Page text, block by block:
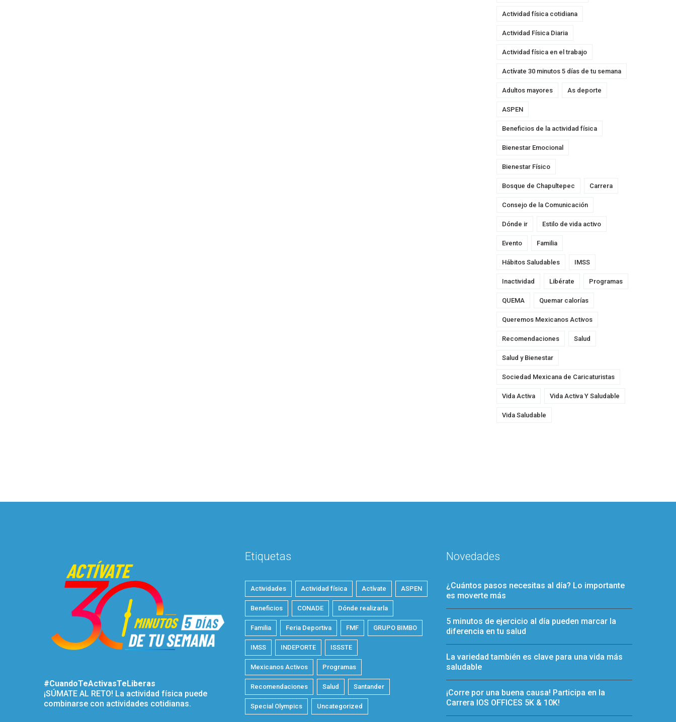
Actividad física cotidiana
Actividad Física Diaria
Actividad física en el trabajo
Actívate 30 minutos 5 días de tu semana
Adultos mayores As deporte
ASPEN
Beneficios de la actividad física
Bienestar Emocional
Bienestar Físico
Bosque de Chapultepec Carrera
Consejo de la Comunicación
Dónde ir Estilo de vida activo
Evento Familia
Hábitos Saludables IMSS
Inactividad Libérate Programas
QUEMA Quemar calorías
Queremos Mexicanos Activos
Recomendaciones Salud
Salud y Bienestar
Sociedad Mexicana de Caricaturistas
Vida Activa Vida Activa Y Saludable
Vida Saludable
#CuandoTeActivasTeLiberas
¡SÚMATE AL RETO! La actividad física puede
combinarse con actividades cotidianas.
Etiquetas
Actividades Actividad física Actívate ASPEN
Beneficios CONADE Dónde realizarla
Familia Feria Deportiva FMF GRUPO BIMBO
IMSS INDEPORTE ISSSTE
Mexicanos Activos Programas
Recomendaciones Salud Santander
Special Olympics Uncategorized
Novedades
¿Cuántos pasos necesitas al día? Lo importante
es moverte más
5 minutos de ejercicio al día pueden marcar la
diferencia en tu salud
La variedad también es clave para una vida más
saludable
¡Corre por una buena causa! Participa en la
Carrera IOS OFFICES 5K & 10K!